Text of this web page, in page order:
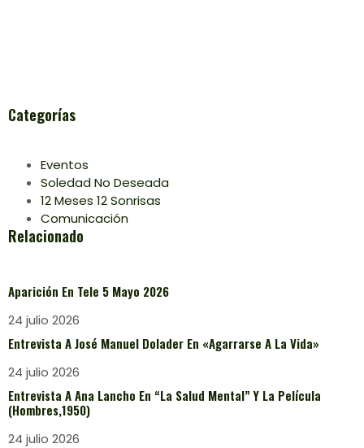
Categorías
Eventos
Soledad No Deseada
12 Meses 12 Sonrisas
Comunicación
Relacionado
Aparición En Tele 5 Mayo 2026
24 julio 2026
Entrevista A José Manuel Dolader En «Agarrarse A La Vida»
24 julio 2026
Entrevista A Ana Lancho En “La Salud Mental” Y La Película
(Hombres,1950)
24 julio 2026